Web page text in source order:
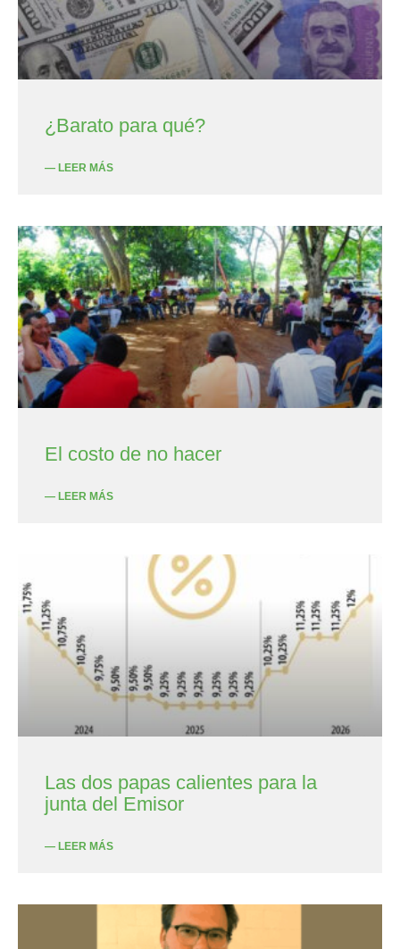
¿Barato para qué?
— LEER MÁS
El costo de no hacer
— LEER MÁS
Las dos papas calientes para la
junta del Emisor
— LEER MÁS